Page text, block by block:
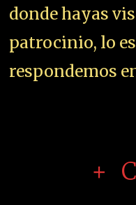
donde hayas
patrocinio, lo
respondemos
+